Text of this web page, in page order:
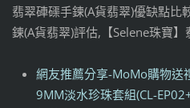
翡翠硨磲手鍊(A貨翡翠)優缺點比
鍊(A貨翡翠)評估,【Selene珠寶
網友推薦分享-MoMo購物送
9MM淡水珍珠套組(CL-